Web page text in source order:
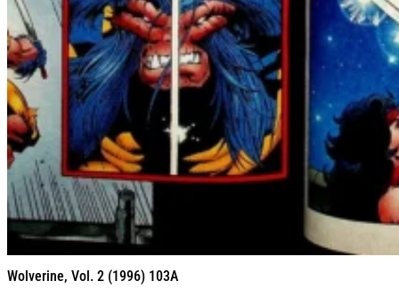
Wolverine, Vol. 2 (1996) 103A